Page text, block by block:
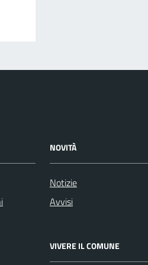
NOVITÀ
Notizie
Avvisi
VIVERE IL COMUNE